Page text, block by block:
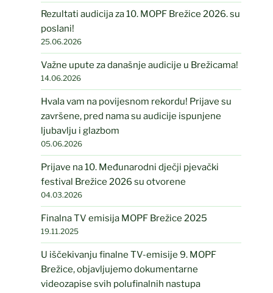
Rezultati audicija za 10. MOPF Brežice 2026. su
poslani!
25.06.2026
Važne upute za današnje audicije u Brežicama!
14.06.2026
Hvala vam na povijesnom rekordu! Prijave su
završene, pred nama su audicije ispunjene
ljubavlju i glazbom
05.06.2026
Prijave na 10. Međunarodni dječji pjevački
festival Brežice 2026 su otvorene
04.03.2026
Finalna TV emisija MOPF Brežice 2025
19.11.2025
U iščekivanju finalne TV-emisije 9. MOPF
Brežice, objavljujemo dokumentarne
videozapise svih polufinalnih nastupa